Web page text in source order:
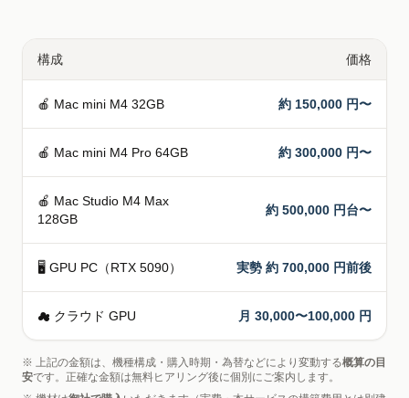
構成 価格
🍎 Mac mini M4 32GB 約 150,000 円〜
🍎 Mac mini M4 Pro 64GB 約 300,000 円〜
🍎 Mac Studio M4 Max
128GB
約 500,000 円台〜
🖥 GPU PC（RTX 5090） 実勢 約 700,000 円前後
☁ クラウド GPU 月 30,000〜100,000 円
※ 上記の金額は、機種構成・購入時期・為替などにより変動する概算の目
安です。正確な金額は無料ヒアリング後に個別にご案内します。